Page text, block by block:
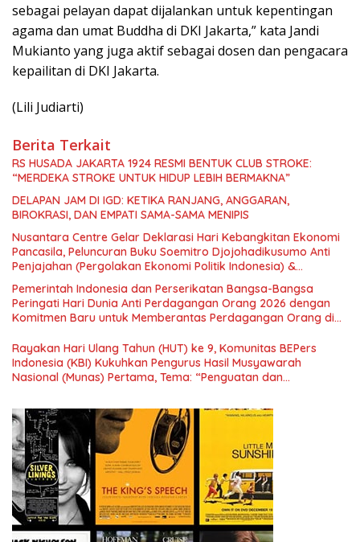
sebagai pelayan dapat dijalankan untuk kepentingan
agama dan umat Buddha di DKI Jakarta,” kata Jandi
Mukianto yang juga aktif sebagai dosen dan pengacara
kepailitan di DKI Jakarta.
(Lili Judiarti)
Berita Terkait
RS HUSADA JAKARTA 1924 RESMI BENTUK CLUB STROKE:
“MERDEKA STROKE UNTUK HIDUP LEBIH BERMAKNA”
DELAPAN JAM DI IGD: KETIKA RANJANG, ANGGARAN,
BIROKRASI, DAN EMPATI SAMA-SAMA MENIPIS
Nusantara Centre Gelar Deklarasi Hari Kebangkitan Ekonomi
Pancasila, Peluncuran Buku Soemitro Djojohadikusumo Anti
Penjajahan (Pergolakan Ekonomi Politik Indonesia) &
Simposium Nasional “Urgensi Undang-Undang Perekonomian
Nasional dan Kesejahteraan Sosial dalam Menata Bangsa
Menuju Indonesia Emas 2045”,
Pemerintah Indonesia dan Perserikatan Bangsa-Bangsa
Peringati Hari Dunia Anti Perdagangan Orang 2026 dengan
Komitmen Baru untuk Memberantas Perdagangan Orang di
Rayakan Hari Ulang Tahun (HUT) ke 9, Komunitas BEPers
Indonesia (KBI) Kukuhkan Pengurus Hasil Musyawarah
Nasional (Munas) Pertama, Tema: “Penguatan dan
Indonesia dan Mancanegara”.